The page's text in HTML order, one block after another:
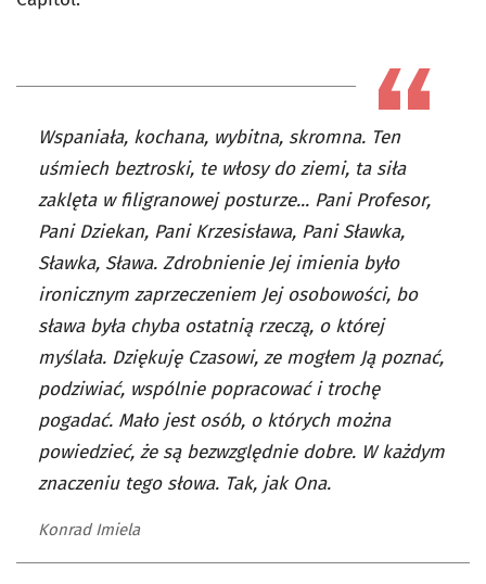
Wspaniała, kochana, wybitna, skromna. Ten
uśmiech beztroski, te włosy do ziemi, ta siła
zaklęta w filigranowej posturze... Pani Profesor,
Pani Dziekan, Pani Krzesisława, Pani Sławka,
Sławka, Sława. Zdrobnienie Jej imienia było
ironicznym zaprzeczeniem Jej osobowości, bo
sława była chyba ostatnią rzeczą, o której
myślała. Dziękuję Czasowi, ze mogłem Ją poznać,
podziwiać, wspólnie popracować i trochę
pogadać. Mało jest osób, o których można
powiedzieć, że są bezwzględnie dobre. W każdym
znaczeniu tego słowa. Tak, jak Ona.
Konrad Imiela